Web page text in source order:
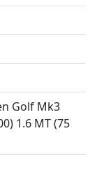
Golf Mk3
1.6 MT (75